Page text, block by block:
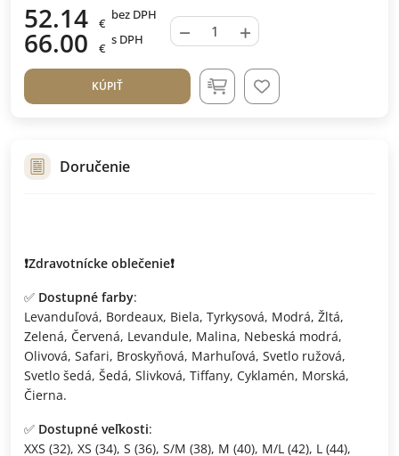
52.14 €
bez DPH
66.00 €
s DPH − +
KÚPIŤ
Doručenie
❗️Zdravotnícke oblečenie❗️
✅ Dostupné farby:
Levanduľová, Bordeaux, Biela, Tyrkysová, Modrá, Žltá,
Zelená, Červená, Levandule, Malina, Nebeská modrá,
Olivová, Safari, Broskyňová, Marhuľová, Svetlo ružová,
Svetlo šedá, Šedá, Slivková, Tiffany, Cyklamén, Morská,
Čierna.
✅ Dostupné veľkosti:
XXS (32), XS (34), S (36), S/M (38), M (40), M/L (42), L (44),